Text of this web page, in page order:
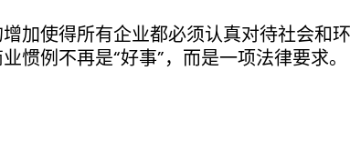
加使得所有企业都必须认真对待社会和
惯例不再是“好事”，而是一项法律要求。